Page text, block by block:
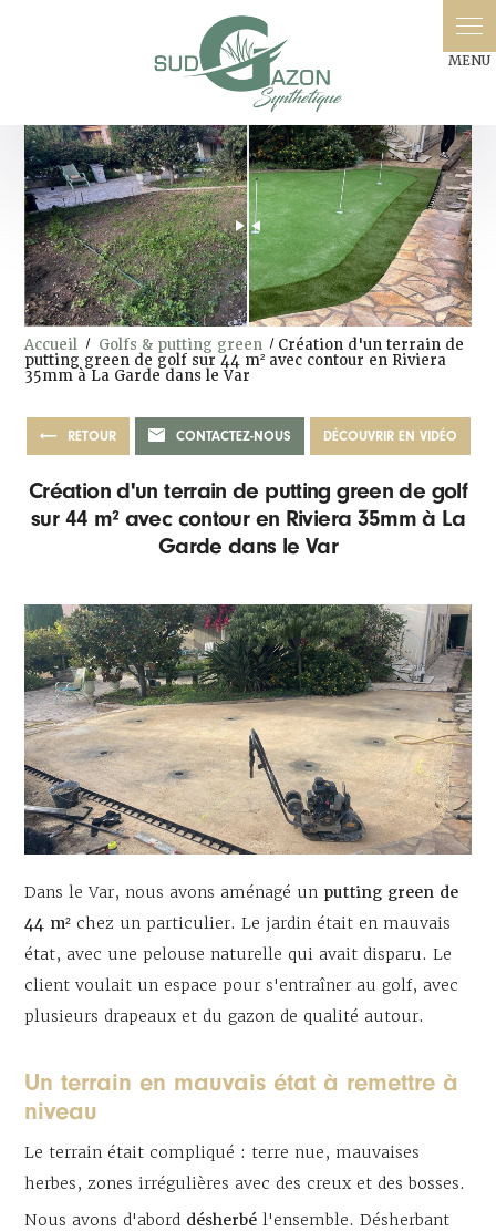
Accueil Golfs & putting green
Création d'un terrain de
putting green de golf sur 44 m² avec contour en Riviera
35mm à La Garde dans le Var
RETOUR CONTACTEZ-NOUS DÉCOUVRIR EN VIDÉO
Création d'un terrain de putting green de golf
sur 44 m² avec contour en Riviera 35mm à La
Garde dans le Var
Dans le Var, nous avons aménagé un putting green de
44 m² chez un particulier. Le jardin était en mauvais
état, avec une pelouse naturelle qui avait disparu. Le
client voulait un espace pour s'entraîner au golf, avec
plusieurs drapeaux et du gazon de qualité autour.
Un terrain en mauvais état à remettre à
niveau
Le terrain était compliqué : terre nue, mauvaises
herbes, zones irrégulières avec des creux et des bosses.
Nous avons d'abord désherbé l'ensemble. Désherbant